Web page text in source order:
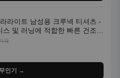
라이트 남성용 크루넥 티셔츠 -
스 및 러닝에 적합한 빠른 건조,
흡수 반팔 운동복
격
인기 →